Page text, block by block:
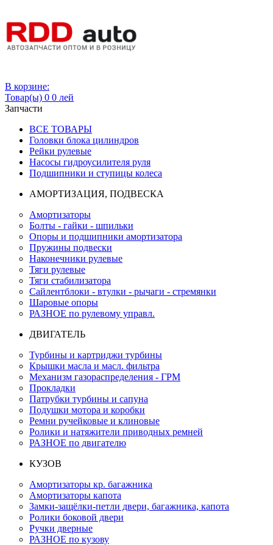
В корзине:
Товар(ы) 0 0 лей
Запчасти
ВСЕ ТОВАРЫ
Головки блока цилиндров
Рейки рулевые
Насосы гидроусилителя руля
Подшипники и ступицы колеса
АМОРТИЗАЦИЯ, ПОДВЕСКА
Амортизаторы
Болты - гайки - шпильки
Опоры и подшипники амортизатора
Пружины подвески
Наконечники рулевые
Тяги рулевые
Тяги стабилизатора
Сайлентблоки - втулки - рычаги - стремянки
Шаровые опоры
РАЗНОЕ по рулевому управл.
ДВИГАТЕЛЬ
Турбины и картриджи турбины
Крышки масла и масл. фильтра
Механизм газораспределения - ГРМ
Прокладки
Патрубки турбины и сапуна
Подушки мотора и коробки
Ремни ручейковые и клиновые
Ролики и натяжители приводных ремней
РАЗНОЕ по двигателю
КУЗОВ
Амортизаторы кр. багажника
Амортизаторы капота
Замки-защёлки-петли двери, багажника, капота
Ролики боковой двери
Ручки дверные
РАЗНОЕ по кузову